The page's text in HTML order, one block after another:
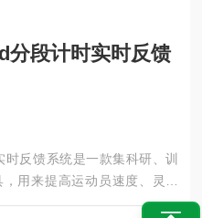
分段计时实时反馈
反馈系统是一款集科研、训
用来提高运动员速度、灵敏